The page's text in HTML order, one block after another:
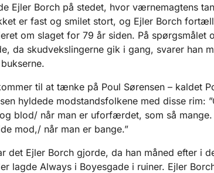
Ejler Borch på stedet, hvor værnemagtens
er fast og smilet stort, og Ejler Borch
om slaget for 79 år siden. På spørgsmålet
da skudvekslingerne gik i gang, svarer han
til at tænke på Poul Sørensen – kaldet
hyldede modstandsfolkene med disse rim:
blod/ når man er uforfærdet, som så
mod,/ når man er bange.”
det Ejler Borch gjorde, da han måned efter i
lagde Always i Boyesgade i ruiner. Ejler